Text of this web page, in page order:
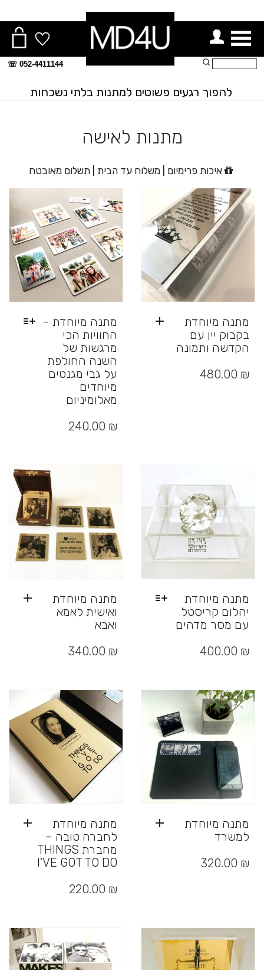
תפריט
052-4411144 ☏
להפוך רגעים פשוטים למתנות בלתי נשכחות
מתנות לאישה
איכות פרימיום | משלוח עד הבית | תשלום מאובטח
מתנה מיוחדת –
החוויות הכי
מרגשות של
השנה החולפת
על גבי מגנטים
מיוחדים
מאלומיניום
זה
האפשרויות
בעמוד
המוצר
240.00 ₪
מתנה מיוחדת
בקבוק יין עם
הקדשה ותמונה
480.00 ₪
מתנה מיוחדת
ואישית לאמא
ואבא
340.00 ₪
מתנה מיוחדת
יהלום קריסטל
עם מסר מדהים
זה
ניתן
לבחור
האפשרויות
בעמוד
המוצר
400.00 ₪
מתנה מיוחדת
לחברה טובה –
מחברת THINGS
I'VE GOT TO DO
220.00 ₪
מתנה מיוחדת
למשרד
320.00 ₪